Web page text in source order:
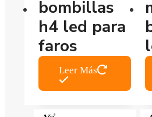
bombillas
h4 led para
faros
Leer Más